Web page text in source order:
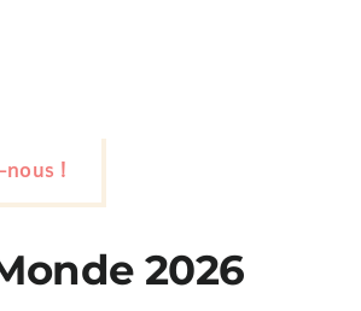
nous !
2026